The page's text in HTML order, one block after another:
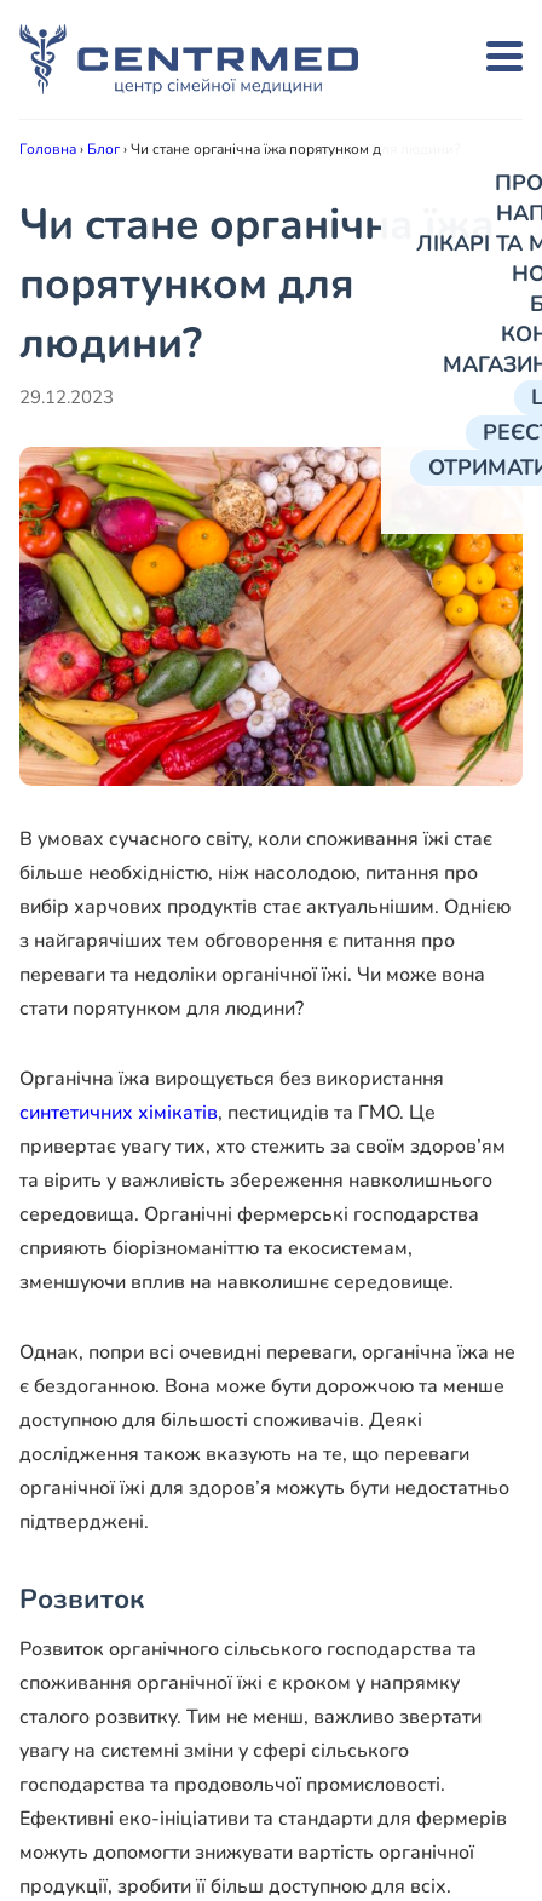
ЛІКАРІ
Головна› Блог›Чи стане органічна їжа порятунком для людини?
Чи стане органічна їжа
порятунком для
людини?
29.12.2023
В умовах сучасного світу, коли споживання їжі стає
більше необхідністю, ніж насолодою, питання про
вибір харчових продуктів стає актуальнішим. Однією
з найгарячіших тем обговорення є питання про
переваги та недоліки органічної їжі. Чи може вона
стати порятунком для людини?
Органічна їжа вирощується без використання
синтетичних хімікатів, пестицидів та ГМО. Це
привертає увагу тих, хто стежить за своїм здоров’ям
та вірить у важливість збереження навколишнього
середовища. Органічні фермерські господарства
сприяють біорізноманіттю та екосистемам,
зменшуючи вплив на навколишнє середовище.
Однак, попри всі очевидні переваги, органічна їжа не
є бездоганною. Вона може бути дорожчою та менше
доступною для більшості споживачів. Деякі
дослідження також вказують на те, що переваги
органічної їжі для здоров’я можуть бути недостатньо
підтверджені.
Розвиток
Розвиток органічного сільського господарства та
споживання органічної їжі є кроком у напрямку
сталого розвитку. Тим не менш, важливо звертати
увагу на системні зміни у сфері сільського
господарства та продовольчої промисловості.
Ефективні еко-ініціативи та стандарти для фермерів
можуть допомогти знижувати вартість органічної
продукції, зробити її більш доступною для всіх.